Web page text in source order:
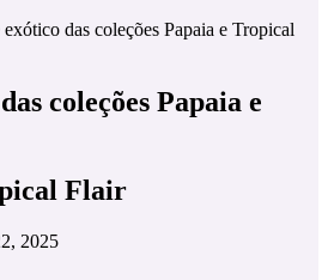
das coleções Papaia e Tropical
coleções Papaia e
Flair
2025